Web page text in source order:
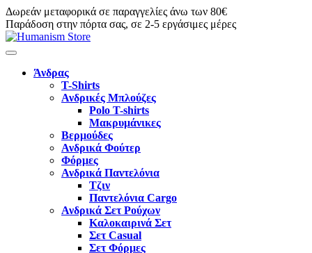
Δωρεάν μεταφορικά σε παραγγελίες άνω των 80€
Παράδοση στην πόρτα σας, σε 2-5 εργάσιμες μέρες
Άνδρας
T-Shirts
Ανδρικές Μπλούζες
Polo T-shirts
Μακρυμάνικες
Βερμούδες
Ανδρικά Φούτερ
Φόρμες
Ανδρικά Παντελόνια
Τζιν
Παντελόνια Cargo
Ανδρικά Σετ Ρούχων
Καλοκαιρινά Σετ
Σετ Casual
Σετ Φόρμες